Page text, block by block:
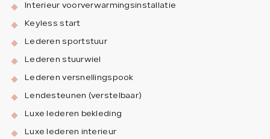
Interieur voorverwarmingsinstallatie
Keyless start
Lederen sportstuur
Lederen stuurwiel
Lederen versnellingspook
Lendesteunen (verstelbaar)
Luxe lederen bekleding
Luxe lederen interieur